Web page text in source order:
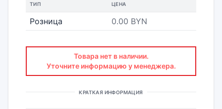
ТИП ЦЕНА
Розница 0.00 BYN
Товара нет в наличии.
Уточните информацию у менеджера.
КРАТКАЯ ИНФОРМАЦИЯ